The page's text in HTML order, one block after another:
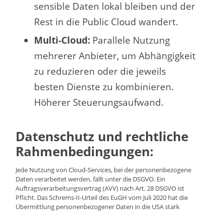
sensible Daten lokal bleiben und der
Rest in die Public Cloud wandert.
Multi-Cloud: Parallele Nutzung
mehrerer Anbieter, um Abhängigkeit
zu reduzieren oder die jeweils
besten Dienste zu kombinieren.
Höherer Steuerungsaufwand.
Datenschutz und rechtliche
Rahmenbedingungen:
Jede Nutzung von Cloud-Services, bei der personenbezogene
Daten verarbeitet werden, fällt unter die DSGVO. Ein
Auftragsverarbeitungsvertrag (AVV) nach Art. 28 DSGVO ist
Pflicht. Das Schrems-II-Urteil des EuGH vom Juli 2020 hat die
Übermittlung personenbezogener Daten in die USA stark